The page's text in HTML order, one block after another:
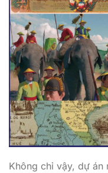
Không chỉ vậy, dự